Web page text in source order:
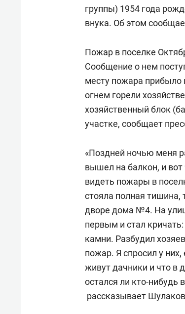
группы) 1954 года
внука. Об этом
Пожар в поселке
Сообщение о нем
месту пожара
огнем горели
хозяйственный блок
участке, сообщает
«Поздней ночью меня
вышел на балкон, и
видеть пожары в
стояла полная тишина,
дворе дома №4. На
первым и стал
камни. Разбудил
пожар. Я спросил у
живут дачники и что в
остался ли кто-
рассказывает
«Директорский невроз» –
когда человек не считает
свою сверхнагрузку